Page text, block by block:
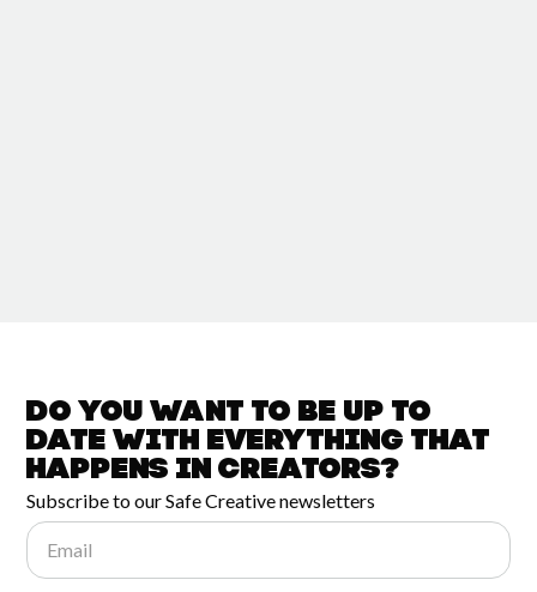
Do you want to be up to
date witheverything that
happens inCreators?
Subscribe to our Safe Creative newsletters
Email